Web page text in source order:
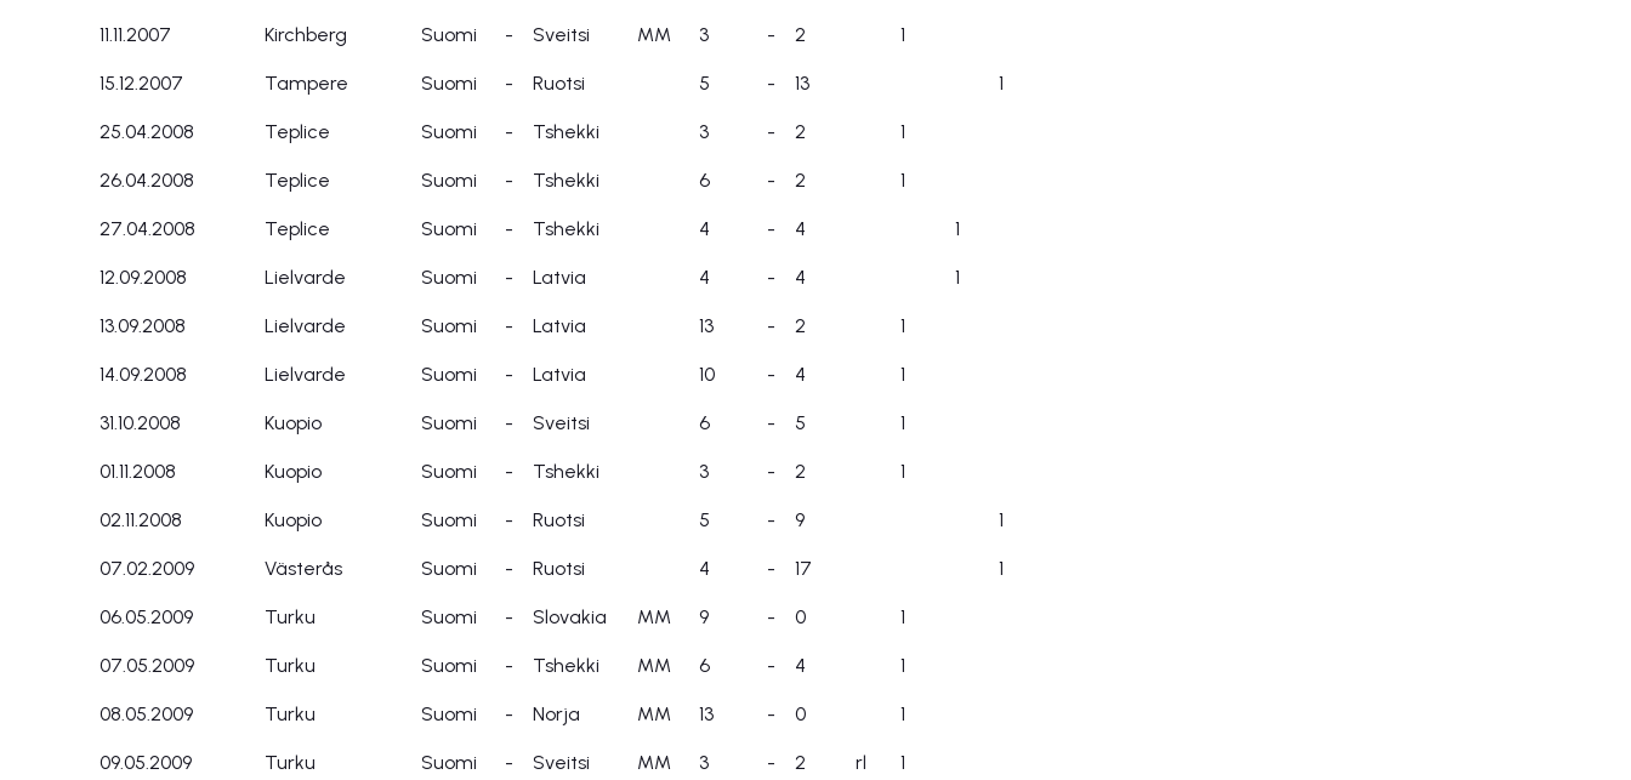
11.11.2007 Kirchberg Suomi - Sveitsi MM 3 - 2 1
15.12.2007 Tampere Suomi - Ruotsi 5 - 13 1
25.04.2008 Teplice Suomi - Tshekki 3 - 2 1
26.04.2008 Teplice Suomi - Tshekki 6 - 2 1
27.04.2008 Teplice Suomi - Tshekki 4 - 4 1
12.09.2008 Lielvarde Suomi - Latvia 4 - 4 1
13.09.2008 Lielvarde Suomi - Latvia 13 - 2 1
14.09.2008 Lielvarde Suomi - Latvia 10 - 4 1
31.10.2008 Kuopio Suomi - Sveitsi 6 - 5 1
01.11.2008 Kuopio Suomi - Tshekki 3 - 2 1
02.11.2008 Kuopio Suomi - Ruotsi 5 - 9 1
07.02.2009 Västerås Suomi - Ruotsi 4 - 17 1
06.05.2009 Turku Suomi - Slovakia MM 9 - 0 1
07.05.2009 Turku Suomi - Tshekki MM 6 - 4 1
08.05.2009 Turku Suomi - Norja MM 13 - 0 1
09.05.2009 Turku Suomi - Sveitsi MM 3 - 2 rl 1